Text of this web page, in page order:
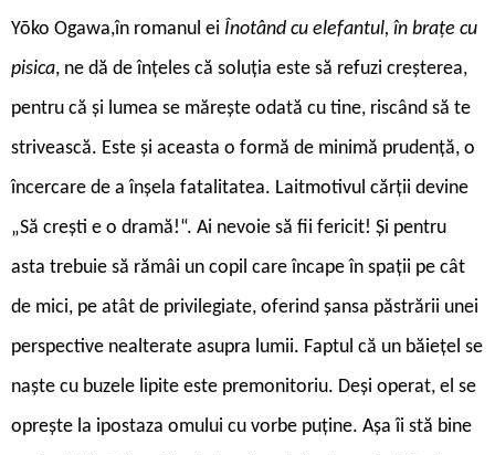
Yōko Ogawa,în romanul ei Înotând cu elefantul, în brațe cu
pisica, ne dă de înțeles că soluția este să refuzi creșterea,
pentru că și lumea se mărește odată cu tine, riscând să te
strivească. Este și aceasta o formă de minimă prudență, o
încercare de a înșela fatalitatea. Laitmotivul cărții devine
„Să crești e o dramă!“. Ai nevoie să fii fericit! Și pentru
asta trebuie să rămâi un copil care încape în spații pe cât
de mici, pe atât de privilegiate, oferind șansa păstrării unei
perspective nealterate asupra lumii. Faptul că un băiețel se
naște cu buzele lipite este premonitoriu. Deși operat, el se
oprește la ipostaza omului cu vorbe puține. Așa îi stă bine